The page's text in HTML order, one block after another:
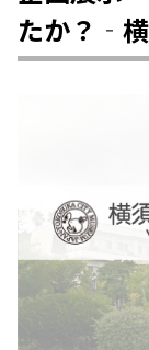
たか？‐横
継ぐもの